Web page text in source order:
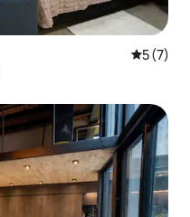
5 (7)